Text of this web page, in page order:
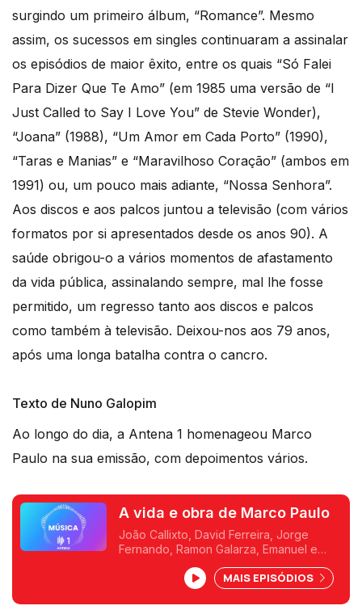
surgindo um primeiro álbum, “Romance”. Mesmo
assim, os sucessos em singles continuaram a assinalar
os episódios de maior êxito, entre os quais “Só Falei
Para Dizer Que Te Amo” (em 1985 uma versão de “I
Just Called to Say I Love You” de Stevie Wonder),
“Joana” (1988), “Um Amor em Cada Porto” (1990),
“Taras e Manias” e “Maravilhoso Coração” (ambos em
1991) ou, um pouco mais adiante, “Nossa Senhora”.
Aos discos e aos palcos juntou a televisão (com vários
formatos por si apresentados desde os anos 90). A
saúde obrigou-o a vários momentos de afastamento
da vida pública, assinalando sempre, mal lhe fosse
permitido, um regresso tanto aos discos e palcos
como também à televisão. Deixou-nos aos 79 anos,
após uma longa batalha contra o cancro.
Texto de Nuno Galopim
Ao longo do dia, a Antena 1 homenageou Marco
Paulo na sua emissão, com depoimentos vários.
A vida e obra de Marco Paulo
João Callixto, David Ferreira, Jorge
Fernando, Ramon Galarza, Emanuel e
um destaque sobre o artista Marco Paulo.
MAIS EPISÓDIOS